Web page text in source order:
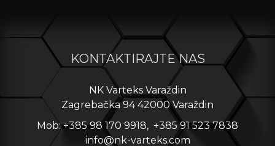
KONTAKTIRAJTE NAS
NK Varteks Varaždin
Zagrebačka 94 42000 Varaždin
Mob: +385 98 170 9918, +385 91 523 7838
info@nk-varteks.com